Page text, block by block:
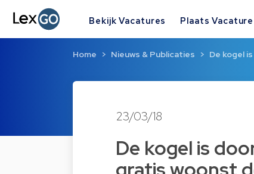
Bekijk Vacatures Plaats Vacature
Home Nieuws & Publicaties De kogel
23/03/18
De kogel is